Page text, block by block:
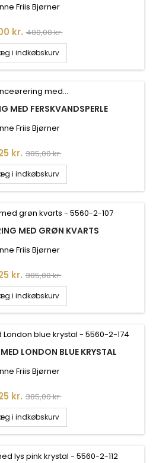
Friis Bjørner
kr. Normalpris
400,00 kr.
i indkøbskurv
MED FERSKVANDSPERLE
Friis Bjørner
kr. Normalpris
385,00 kr.
i indkøbskurv
MED GRØN KVARTS
Friis Bjørner
kr. Normalpris
385,00 kr.
i indkøbskurv
LONDON BLUE KRYSTAL
Friis Bjørner
kr. Normalpris
385,00 kr.
i indkøbskurv